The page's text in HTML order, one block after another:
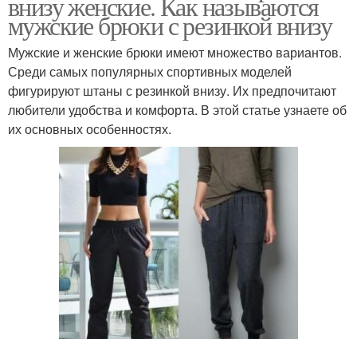
мужские брюки с резинкой внизу
Мужские и женские брюки имеют множество вариантов.
Среди самых популярных спортивных моделей
фигурируют штаны с резинкой внизу. Их предпочитают
любители удобства и комфорта. В этой статье узнаете об
их основных особенностях.